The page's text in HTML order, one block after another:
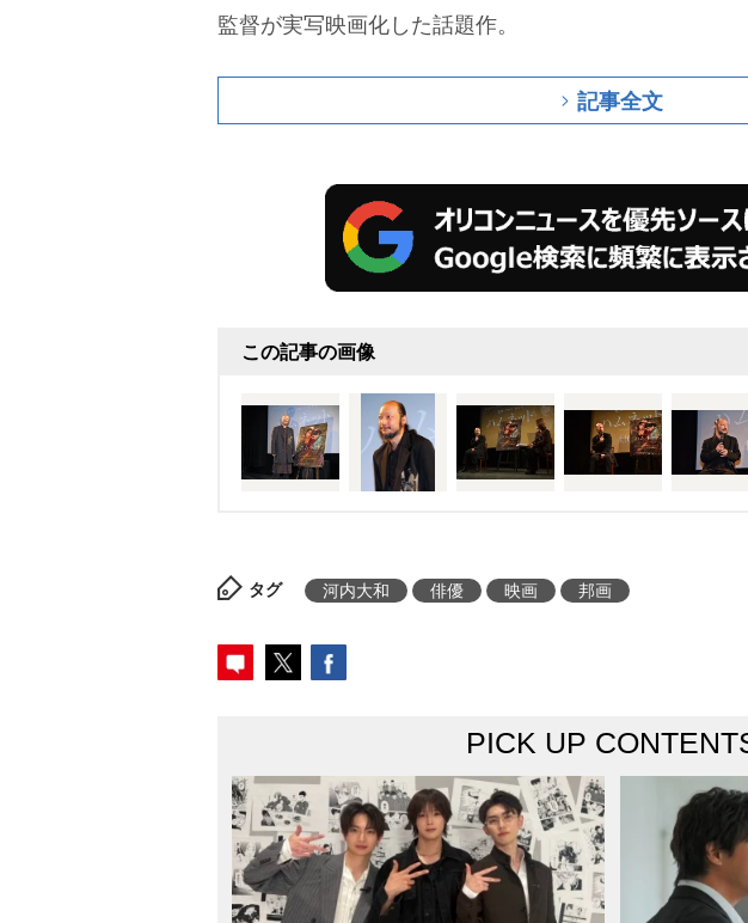
監督が実写映画化した話題作。
記事全文
この記事の画像
タグ 河内大和 俳優 映画 邦画
PICK UP